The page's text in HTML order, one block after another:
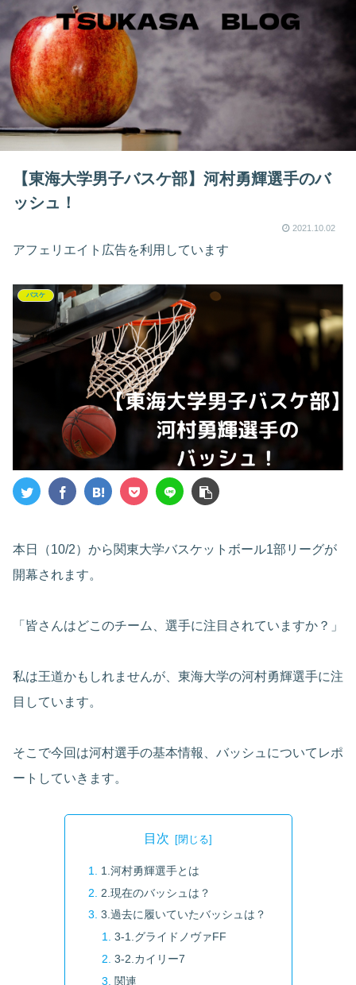
【東海大学男子バスケ部】河村勇輝選手のバ
ッシュ！
2021.10.02
アフェリエイト広告を利用しています
バスケ
本日（10/2）から関東大学バスケットボール1部リーグが
開幕されます。
「皆さんはどこのチーム、選手に注目されていますか？」
私は王道かもしれませんが、東海大学の河村勇輝選手に注
目しています。
そこで今回は河村選手の基本情報、バッシュについてレポ
ートしていきます。
目次
1.河村勇輝選手とは
2.現在のバッシュは？
3.過去に履いていたバッシュは？
3-1.グライドノヴァFF
3-2.カイリー7
関連